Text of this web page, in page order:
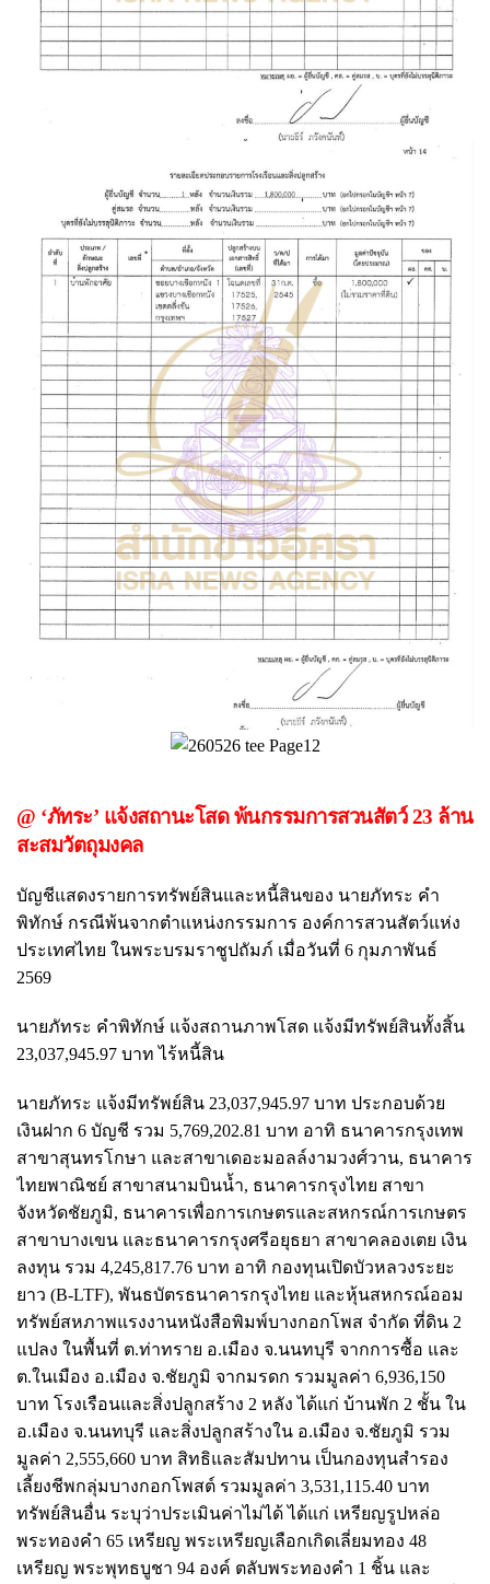
@ ‘ภัทระ’ แจ้งสถานะโสด พ้นกรรมการสวนสัตว์ 23 ล้าน
สะสมวัตถุมงคล
บัญชีแสดงรายการทรัพย์สินและหนี้สินของ นายภัทระ คำ
พิทักษ์ กรณีพ้นจากตำแหน่งกรรมการ องค์การสวนสัตว์แห่ง
ประเทศไทย ในพระบรมราชูปถัมภ์ เมื่อวันที่ 6 กุมภาพันธ์
2569
นายภัทระ คำพิทักษ์ แจ้งสถานภาพโสด แจ้งมีทรัพย์สินทั้งสิ้น
23,037,945.97 บาท ไร้หนี้สิน
นายภัทระ แจ้งมีทรัพย์สิน 23,037,945.97 บาท ประกอบด้วย
เงินฝาก 6 บัญชี รวม 5,769,202.81 บาท อาทิ ธนาคารกรุงเทพ
สาขาสุนทรโกษา และสาขาเดอะมอลล์งามวงศ์วาน, ธนาคาร
ไทยพาณิชย์ สาขาสนามบินน้ำ, ธนาคารกรุงไทย สาขา
จังหวัดชัยภูมิ, ธนาคารเพื่อการเกษตรและสหกรณ์การเกษตร
สาขาบางเขน และธนาคารกรุงศรีอยุธยา สาขาคลองเตย เงิน
ลงทุน รวม 4,245,817.76 บาท อาทิ กองทุนเปิดบัวหลวงระยะ
ยาว (B-LTF), พันธบัตรธนาคารกรุงไทย และหุ้นสหกรณ์ออม
ทรัพย์สหภาพแรงงานหนังสือพิมพ์บางกอกโพส จำกัด ที่ดิน 2
แปลง ในพื้นที่ ต.ท่าทราย อ.เมือง จ.นนทบุรี จากการซื้อ และ
ต.ในเมือง อ.เมือง จ.ชัยภูมิ จากมรดก รวมมูลค่า 6,936,150
บาท โรงเรือนและสิ่งปลูกสร้าง 2 หลัง ได้แก่ บ้านพัก 2 ชั้น ใน
อ.เมือง จ.นนทบุรี และสิ่งปลูกสร้างใน อ.เมือง จ.ชัยภูมิ รวม
มูลค่า 2,555,660 บาท สิทธิและสัมปทาน เป็นกองทุนสำรอง
เลี้ยงชีพกลุ่มบางกอกโพสต์ รวมมูลค่า 3,531,115.40 บาท
ทรัพย์สินอื่น ระบุว่าประเมินค่าไม่ได้ ได้แก่ เหรียญรูปหล่อ
พระทองคำ 65 เหรียญ พระเหรียญเลือกเกิดเลี่ยมทอง 48
เหรียญ พระพุทธบูชา 94 องค์ ตลับพระทองคำ 1 ชิ้น และ